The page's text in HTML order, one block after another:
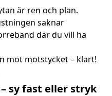
är ren och plan.
saknar
där du vill ha
mot motstycket – klart!
sy fast eller stryk